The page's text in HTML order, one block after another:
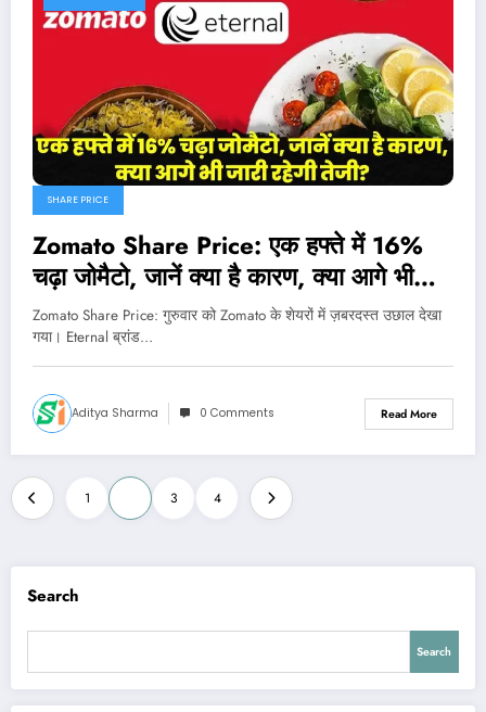
SHARE PRICE
Zomato Share Price: एक हफ्ते में 16%
चढ़ा जोमैटो, जानें क्या है कारण, क्या आगे भी
जारी रहेगी तेजी?
Zomato Share Price: गुरुवार को Zomato के शेयरों में ज़बरदस्त उछाल देखा
गया। Eternal ब्रांड…
Aditya Sharma 0 Comments Read More
Posts
pagination
1 3 4
Search
Search